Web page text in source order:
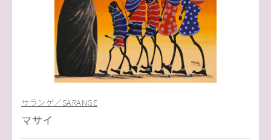
サランゲ／SARANGE
マサイ